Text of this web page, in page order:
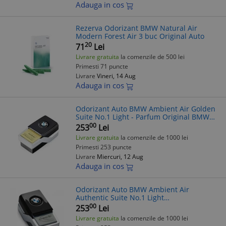
Adauga in cos
Rezerva Odorizant BMW Natural Air
Modern Forest Air 3 buc Original Auto
7120 Lei
Livrare gratuita la comenzile de 500 lei
Primesti 71 puncte
Livrare Vineri, 14 Aug
Adauga in cos
Odorizant Auto BMW Ambient Air Golden
Suite No.1 Light - Parfum Original BMW
Seria 5 G30 G31 G32 G11 G12 X3 G01 X4
G02 X5 G05 X6 G06 X7 G07
25300 Lei
Livrare gratuita la comenzile de 1000 lei
Primesti 253 puncte
Livrare Miercuri, 12 Aug
Adauga in cos
Odorizant Auto BMW Ambient Air
Authentic Suite No.1 Light
Difuzor/Rezerva Parfum Floral/Fresh
25300 Lei
Livrare gratuita la comenzile de 1000 lei